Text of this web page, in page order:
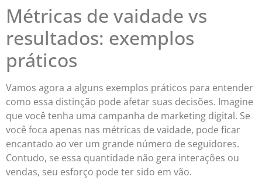
Métricas de vaidade vs
resultados: exemplos
práticos
Vamos agora a alguns exemplos práticos para entender
como essa distinção pode afetar suas decisões. Imagine
que você tenha uma campanha de marketing digital. Se
você foca apenas nas métricas de vaidade, pode ficar
encantado ao ver um grande número de seguidores.
Contudo, se essa quantidade não gera interações ou
vendas, seu esforço pode ter sido em vão.